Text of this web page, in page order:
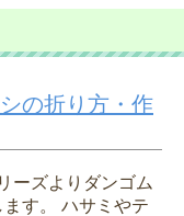
の折り方・作
ーズよりダンゴム
す。 ハサミやテ